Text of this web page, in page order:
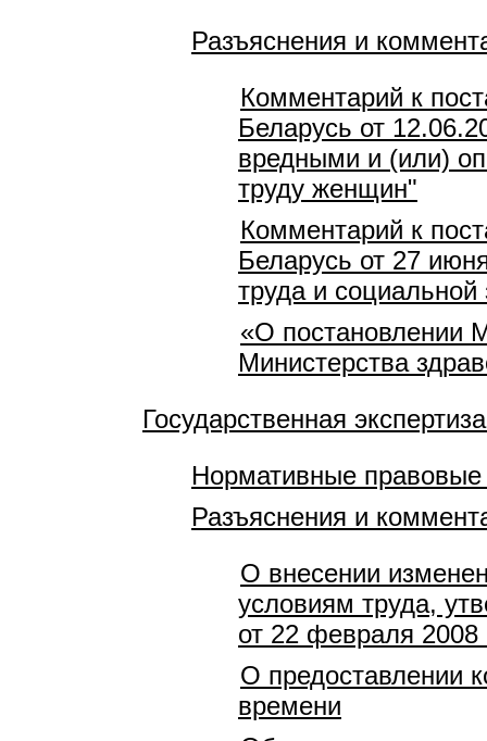
Разъяснения и
Комментарий к
Беларусь от
вредными и (или)
труду женщин"
Комментарий к
Беларусь от 27
труда и
«О постановлении
Министерства
Государственная
Нормативные правовые
Разъяснения и
О внесении
условиям труда,
от 22 февраля 2008
О предоставлении
времени